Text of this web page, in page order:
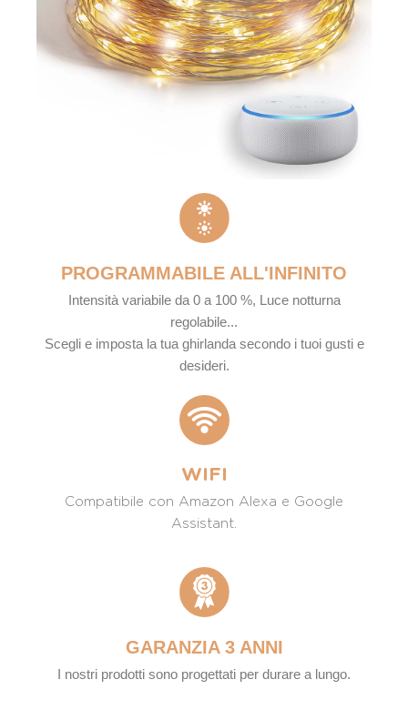
PROGRAMMABILE ALL'INFINITO
Intensità variabile da 0 a 100 %, Luce notturna
regolabile...
Scegli e imposta la tua ghirlanda secondo i tuoi gusti e
desideri.
WIFI
Compatibile con Amazon Alexa e Google
Assistant.
GARANZIA 3 ANNI
I nostri prodotti sono progettati per durare a lungo.